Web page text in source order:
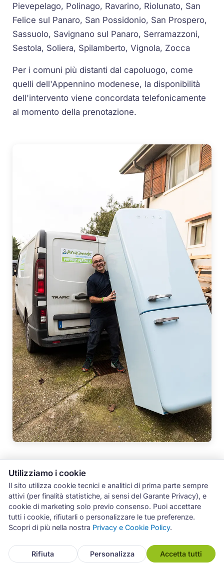
Pievepelago, Polinago, Ravarino, Riolunato, San
Felice sul Panaro, San Possidonio, San Prospero,
Sassuolo, Savignano sul Panaro, Serramazzoni,
Sestola, Soliera, Spilamberto, Vignola, Zocca
Per i comuni più distanti dal capoluogo, come
quelli dell'Appennino modenese, la disponibilità
dell'intervento viene concordata telefonicamente
al momento della prenotazione.
Come Richiedere la Riparazione
del Frigorifero a Modena
info@assistenza-modena.itper segnalare il
problema.
Utilizziamo i cookie
Il sito utilizza cookie tecnici e analitici di prima parte sempre
attivi (per finalità statistiche, ai sensi del Garante Privacy), e
cookie di marketing solo previo consenso. Puoi accettare
tutti i cookie, rifiutarli o personalizzare le tue preferenze.
Scopri di più nella nostra Privacy e Cookie Policy.
Rifiuta Personalizza Accetta tutti